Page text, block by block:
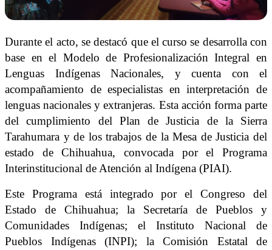
Durante el acto, se destacó que el curso se desarrolla con
base en el Modelo de Profesionalización Integral en
Lenguas Indígenas Nacionales, y cuenta con el
acompañamiento de especialistas en interpretación de
lenguas nacionales y extranjeras. Esta acción forma parte
del cumplimiento del Plan de Justicia de la Sierra
Tarahumara y de los trabajos de la Mesa de Justicia del
estado de Chihuahua, convocada por el Programa
Interinstitucional de Atención al Indígena (PIAI).
Este Programa está integrado por el Congreso del
Estado de Chihuahua; la Secretaría de Pueblos y
Comunidades Indígenas; el Instituto Nacional de
Pueblos Indígenas (INPI); la Comisión Estatal de